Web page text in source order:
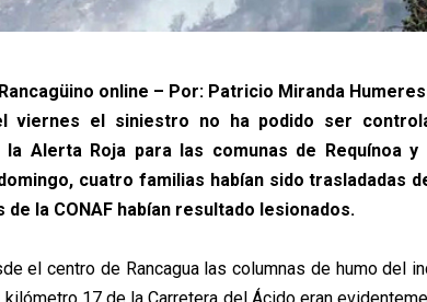
online – Por: Patricio Miranda Humeres
viernes el siniestro no ha podido ser
la Alerta Roja para las comunas de Requínoa y
cuatro familias habían sido trasladadas
de la CONAF habían resultado lesionados.
el centro de Rancagua las columnas de humo del